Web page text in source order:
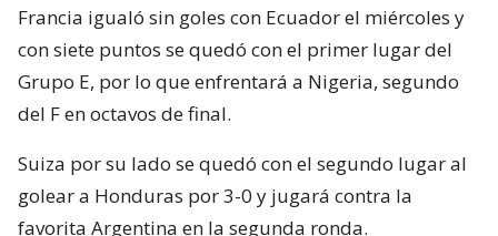
Francia igualó sin goles con Ecuador el miércoles y
con siete puntos se quedó con el primer lugar del
Grupo E, por lo que enfrentará a Nigeria, segundo
del F en octavos de final.
Suiza por su lado se quedó con el segundo lugar al
golear a Honduras por 3-0 y jugará contra la
favorita Argentina en la segunda ronda.